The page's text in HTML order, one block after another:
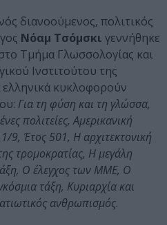
διανοούμενος, πολιτικός
Νόαμ Τσόμσκι γεννήθηκε
Τμήμα Γλωσσολογίας και
Ινστιτούτου της
κυκλοφορούν
Για τη φύση και τη γλώσσα,
πολιτείες, Αμερικανική
9, Έτος 501, Η αρχιτεκτονική
τρομοκρατίας, Η μεγάλη
Ο έλεγχος των ΜΜΕ, Ο
τάξη, Κυριαρχία και
ανθρωπισμός.